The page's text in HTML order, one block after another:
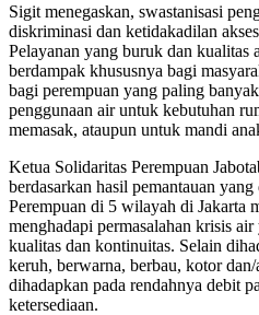
Sigit menegaskan, swastanisasi
diskriminasi dan ketidakadilan
Pelayanan yang buruk dan kualitas
berdampak khususnya bagi
bagi perempuan yang paling
penggunaan air untuk kebutuhan
memasak, ataupun untuk mandi
Ketua Solidaritas Perempuan
berdasarkan hasil pemantauan
Perempuan di 5 wilayah di Jakarta
menghadapi permasalahan krisis
kualitas dan kontinuitas. Selain
keruh, berwarna, berbau, kotor dan/
dihadapkan pada rendahnya debit
ketersediaan.